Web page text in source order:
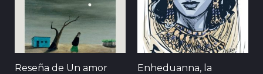
Reseña de Un amor
Enheduanna, la